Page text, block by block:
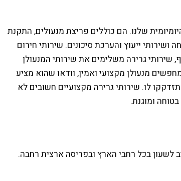
שלנו. הם כוללים פריצת מנעולים, התקנת
ייעוץ והערכת סיכונים. שירותי חירום
שירותי גרירה משלימים את שירותי המנעולן
מנעולן מקצועי ואמין, וודאו שהוא מציע
לו. שירותי גרירה מקצועיים חשובים לא
ומוגנת.
לשעון בכל רחבי הארץ ובפריסה ארצית רחבה.